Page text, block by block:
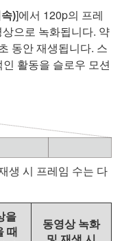
)]에서 120p의 프레
으로 녹화됩니다. 약
동안 재생됩니다. 스
활동을 슬로우 모션
생 시 프레임 수는 다
을
때
동영상 녹화